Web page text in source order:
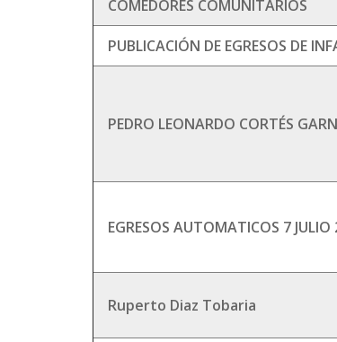
COMEDORES COMUNITARIOS
PUBLICACIÓN DE EGRESOS DE
PEDRO LEONARDO CORTÉS
EGRESOS AUTOMATICOS 7 JULIO
Ruperto Diaz Tobaria